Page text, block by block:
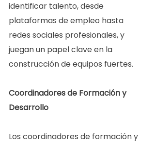
identificar talento, desde
plataformas de empleo hasta
redes sociales profesionales, y
juegan un papel clave en la
construcción de equipos fuertes.
Coordinadores de Formación y
Desarrollo
Los coordinadores de formación y